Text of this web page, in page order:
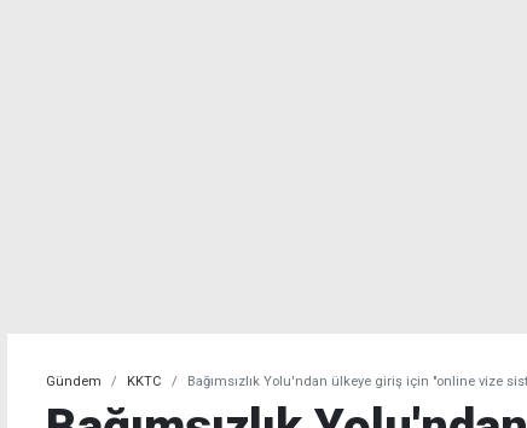
Gündem KKTC Bağımsızlık Yolu'ndan ülkeye giriş için "online vize